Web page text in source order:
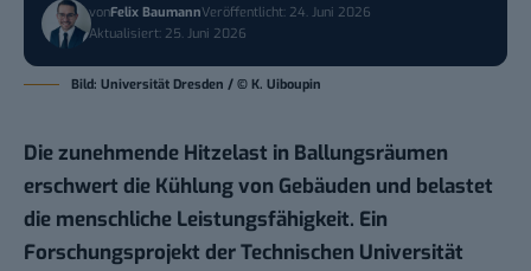
vonFelix BaumannVeröffentlicht: 24. Juni 2026
Aktualisiert: 25. Juni 2026
Bild: Universität Dresden / © K. Uiboupin
Die zunehmende Hitzelast in Ballungsräumen
erschwert die Kühlung von Gebäuden und belastet
die menschliche Leistungsfähigkeit. Ein
Forschungsprojekt der Technischen Universität